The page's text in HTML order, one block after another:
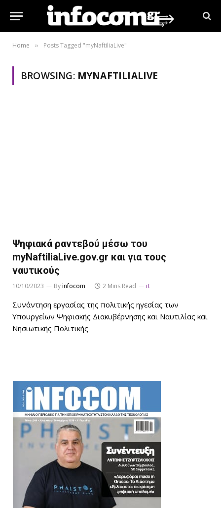
Home » Posts Tagged "myNaftiliaLive"
BROWSING: MYNAFTILIALIVE
Ψηφιακά ραντεβού μέσω του
myNaftiliaLive.gov.gr και για τους
ναυτικούς
10/10/2023 Byinfocom 2 Mins Read it
Συνάντηση εργασίας της πολιτικής ηγεσίας των
Υπουργείων Ψηφιακής Διακυβέρνησης και Ναυτιλίας και
Νησιωτικής Πολιτικής